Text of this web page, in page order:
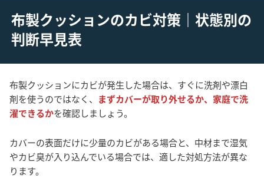
布製クッションのカビ対策｜状態別の
判断早見表
布製クッションにカビが発生した場合は、すぐに洗剤や漂白
剤を使うのではなく、 まずカバーが取り外せるか、家庭で洗
濯できるかを確認しましょう。
カバーの表面だけに少量のカビがある場合と、中材まで湿気
やカビ臭が入り込んでいる場合では、適した対処方法が異な
ります。